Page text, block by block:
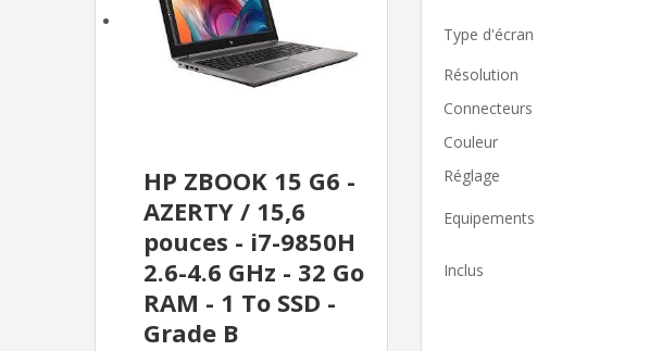
HP ZBOOK 15 G6 -
AZERTY / 15,6
pouces - i7-9850H
2.6-4.6 GHz - 32 Go
RAM - 1 To SSD -
Grade B
Type d'écran
Résolution
Connecteurs
Couleur
Réglage
Equipements
Inclus